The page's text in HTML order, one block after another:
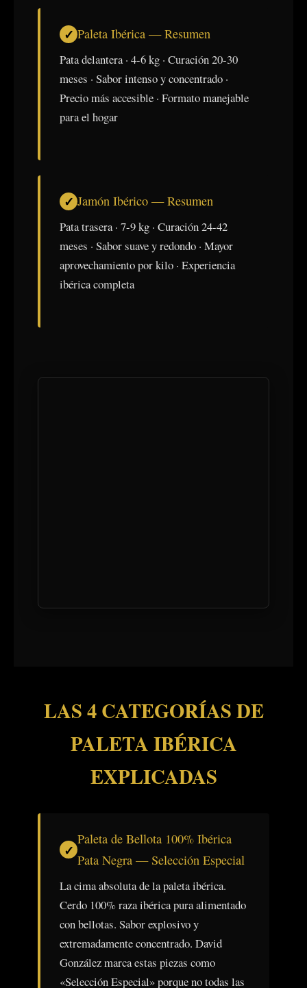
Paleta Ibérica — Resumen
Pata delantera · 4-6 kg · Curación 20-30
meses · Sabor intenso y concentrado ·
Precio más accesible · Formato manejable
para el hogar
Jamón Ibérico — Resumen
Pata trasera · 7-9 kg · Curación 24-42
meses · Sabor suave y redondo · Mayor
aprovechamiento por kilo · Experiencia
ibérica completa
LAS 4 CATEGORÍAS DE
PALETA IBÉRICA
EXPLICADAS
Paleta de Bellota 100% Ibérica
Pata Negra — Selección Especial
La cima absoluta de la paleta ibérica.
Cerdo 100% raza ibérica pura alimentado
con bellotas. Sabor explosivo y
extremadamente concentrado. David
González marca estas piezas como
«Selección Especial» porque no todas las